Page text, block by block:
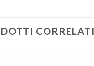
CORRELATI